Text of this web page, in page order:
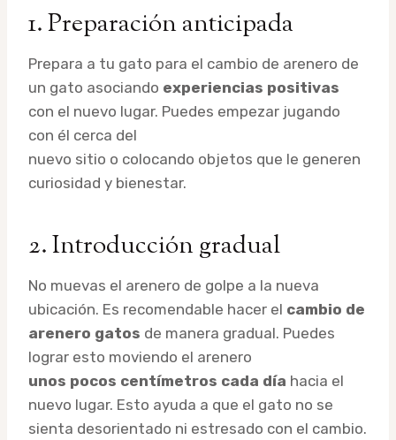
1. Preparación anticipada
Prepara a tu gato para el cambio de arenero de
un gato asociando experiencias positivas
con el nuevo lugar. Puedes empezar jugando
con él cerca del
nuevo sitio o colocando objetos que le generen
curiosidad y bienestar.
2. Introducción gradual
No muevas el arenero de golpe a la nueva
ubicación. Es recomendable hacer el cambio de
arenero gatos de manera gradual. Puedes
lograr esto moviendo el arenero
unos pocos centímetros cada día hacia el
nuevo lugar. Esto ayuda a que el gato no se
sienta desorientado ni estresado con el cambio.